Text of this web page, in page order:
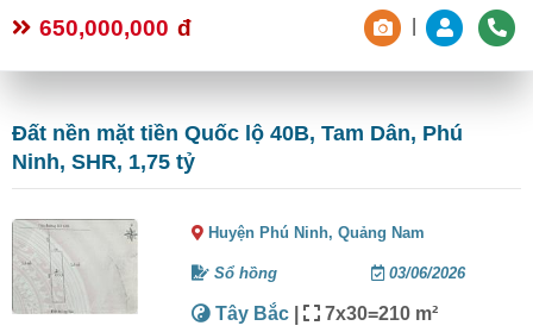
650,000,000 đ
Đất nền mặt tiền Quốc lộ 40B, Tam Dân, Phú
Ninh, SHR, 1,75 tỷ
Huyện Phú Ninh,Quảng Nam
Sổ hồng 03/06/2026
Tây Bắc | 7x30=210 m²